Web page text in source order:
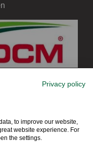
Privacy policy
to improve our website,
website experience. For
the settings.